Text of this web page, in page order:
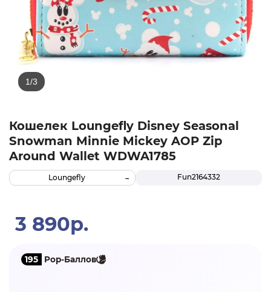
Кошелек Loungefly Disney Seasonal
Snowman Minnie Mickey AOP Zip
Around Wallet WDWA1785
Fun2164332
Loungefly
3 890р.
195 Pop-Баллов